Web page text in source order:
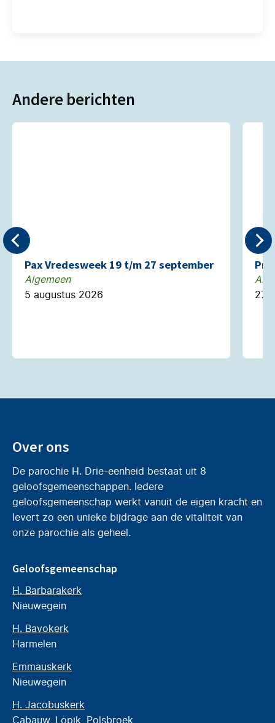
Andere berichten
Pax Vredesweek 19 t/m 27 september
Algemeen
5 augustus 2026
27
Over ons
De parochie H. Drie-eenheid bestaat uit 8
geloofsgemeenschappen. Iedere
geloofsgemeenschap werkt vanuit de eigen kracht en
levert zo een unieke bijdrage aan de vitaliteit van
onze parochie als geheel.
Geloofsgemeenschap
H. Barbarakerk
Nieuwegein
H. Bavokerk
Harmelen
Emmauskerk
Nieuwegein
H. Jacobuskerk
Cabauw, Lopik, Polsbroek